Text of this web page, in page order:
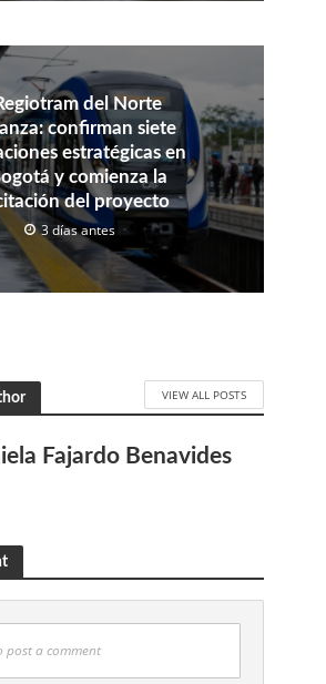
del Norte
confirman siete
estratégicas en
y comienza la
del proyecto
3 días antes
VIEW ALL POSTS
Fajardo Benavides
post a comment